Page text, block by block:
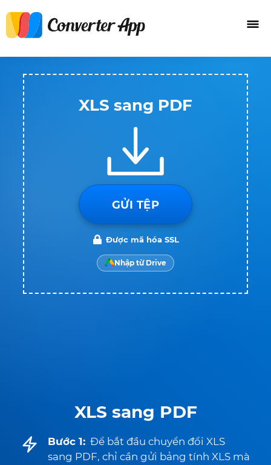
XLS sang PDF
Bước 1: Để bắt đầu chuyển đổi XLS
sang PDF, chỉ cần gửi bảng tính XLS mà
XLS sang PDF
GỬI TỆP
Được mã hóa SSL
Nhập từ Drive